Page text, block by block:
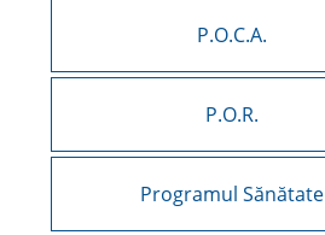
P.O.C.A.
P.O.R.
Programul Sănătate